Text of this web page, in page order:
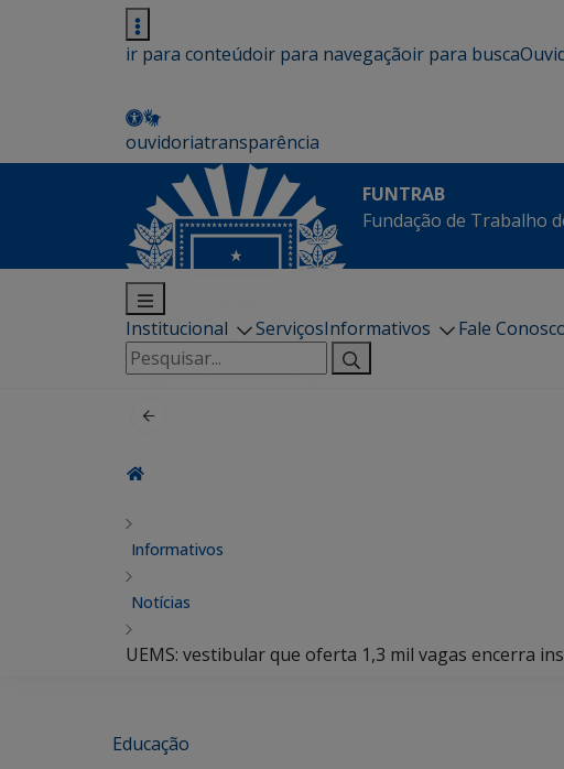
ir para conteúdoir para navegaçãoir para busca
ouvidoriatransparência
FUNTRAB
Fundação de Trabalho
Institucional ServiçosInformativos
Fale
Pesquisar
por:
Informativos
Notícias
UEMS: vestibular que oferta 1,3 mil vagas encerra
Educação